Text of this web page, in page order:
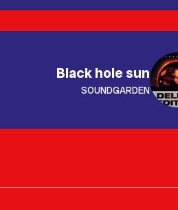
Black hole sun
SOUNDGARDEN